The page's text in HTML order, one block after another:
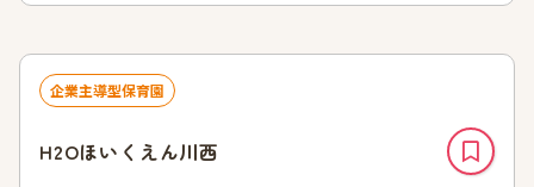
企業主導型保育園
H2Oほいくえん川西